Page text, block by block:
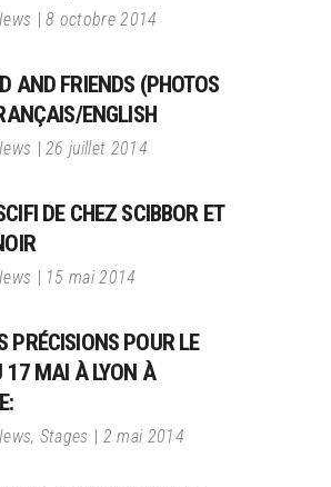
8 octobre 2014
AND FRIENDS (PHOTOS
ENGLISH
26 juillet 2014
DE CHEZ SCIBBOR ET
15 mai 2014
PRÉCISIONS POUR LE
17 MAI À LYON À
, Stages 2 mai 2014